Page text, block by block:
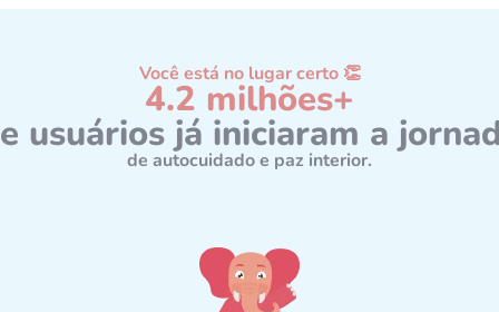
Você está no lugar certo 👏
4.2 milhões+
usuários já iniciaram a
de autocuidado e paz interior.